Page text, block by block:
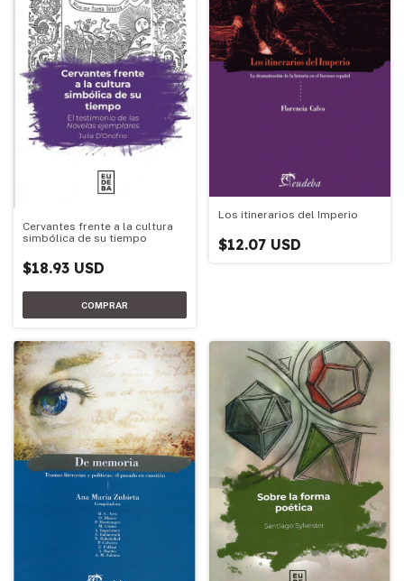
Cervantes frente a la cultura
simbólica de su tiempo
$18.93 USD
Los itinerarios del Imperio
$12.07 USD